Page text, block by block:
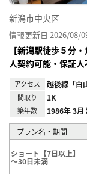
新潟市中央区
情報更新日 2026/08/
【新潟駅徒歩５分
人契約可能・保証
アクセス 越後線「白
間取り 1K
築年数 1986年 3月
プラン名・期間
ショート【7日以上】
～30日未満